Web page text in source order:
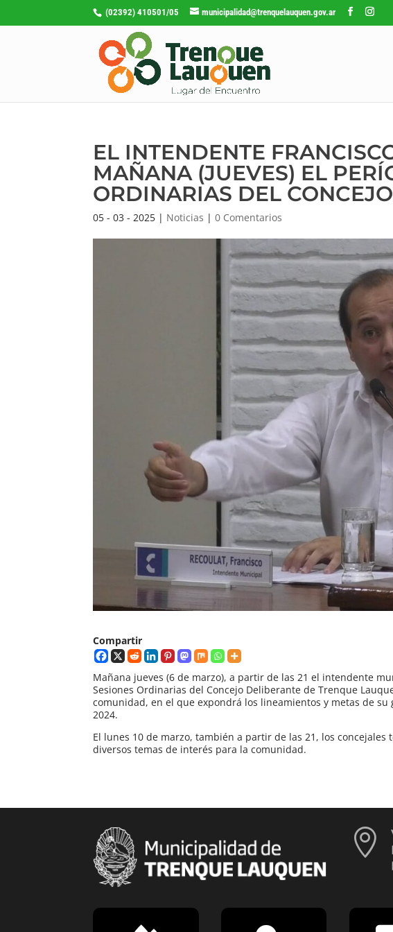
(02392) 410501/05 municipalidad@trenquelauquen.gov.ar
EL INTENDENTE
MAÑANA (JUEVES) EL
ORDINARIAS DEL
05 - 03 - 2025 | Noticias |0 Comentarios
Compartir
Mañana jueves (6 de marzo), a partir de las 21 el intendente
Sesiones Ordinarias del Concejo Deliberante de Trenque
comunidad, en el que expondrá los lineamientos y metas de
2024.
El lunes 10 de marzo, también a partir de las 21, los
diversos temas de interés para la comunidad.
